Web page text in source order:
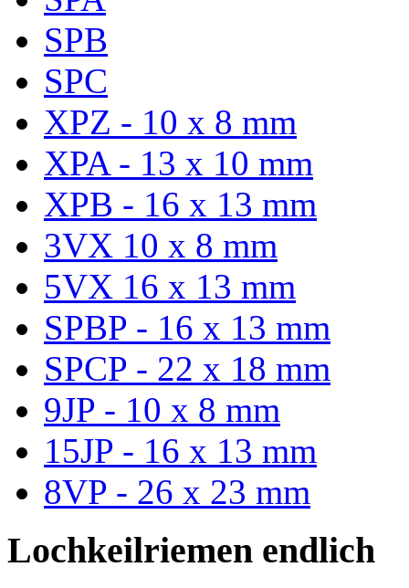
SPB
SPC
XPZ - 10 x 8 mm
XPA - 13 x 10 mm
XPB - 16 x 13 mm
3VX 10 x 8 mm
5VX 16 x 13 mm
SPBP - 16 x 13 mm
SPCP - 22 x 18 mm
9JP - 10 x 8 mm
15JP - 16 x 13 mm
8VP - 26 x 23 mm
Lochkeilriemen endlich